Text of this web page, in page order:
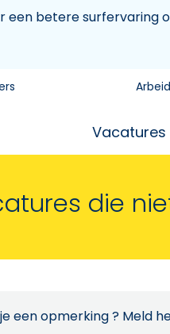
een betere surfervaring
Vacatures
die
een opmerking ? Meld